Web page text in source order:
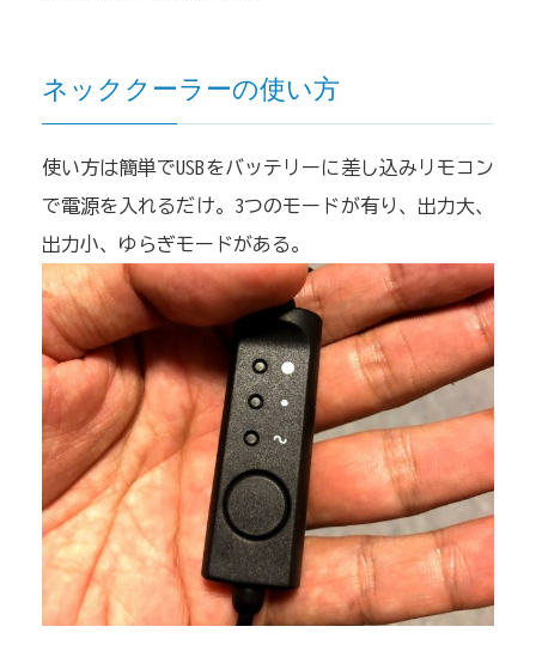
ネッククーラーの使い方
使い方は簡単でUSBをバッテリーに差し込みリモコン
で電源を入れるだけ。3つのモードが有り、出力大、
出力小、ゆらぎモードがある。